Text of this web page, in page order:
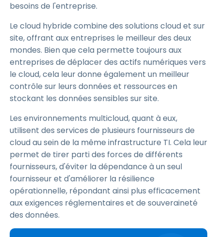
besoins de l'entreprise.
Le cloud hybride combine des solutions cloud et sur
site, offrant aux entreprises le meilleur des deux
mondes. Bien que cela permette toujours aux
entreprises de déplacer des actifs numériques vers
le cloud, cela leur donne également un meilleur
contrôle sur leurs données et ressources en
stockant les données sensibles sur site.
Les environnements multicloud, quant à eux,
utilisent des services de plusieurs fournisseurs de
cloud au sein de la même infrastructure TI. Cela leur
permet de tirer parti des forces de différents
fournisseurs, d'éviter la dépendance à un seul
fournisseur et d'améliorer la résilience
opérationnelle, répondant ainsi plus efficacement
aux exigences réglementaires et de souveraineté
des données.